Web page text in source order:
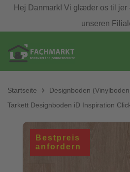
Hej Danmark! Vi glæder os til jer
unseren
Startseite Designboden
Tarkett Designboden iD Inspiration
Bestpreis
anfordern